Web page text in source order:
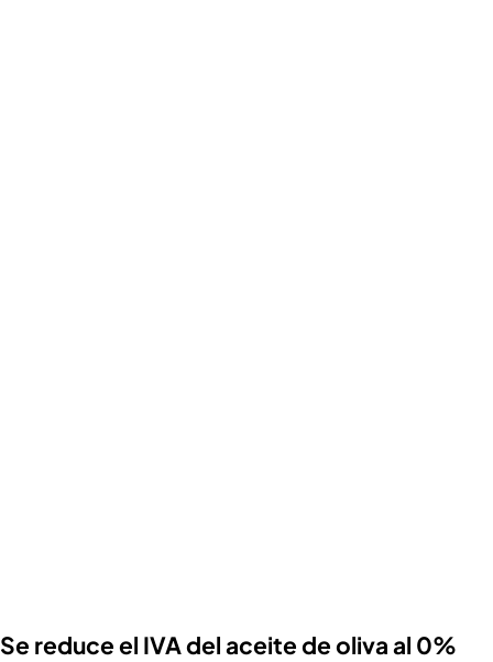
Se reduce el IVA del aceite de oliva al 0%